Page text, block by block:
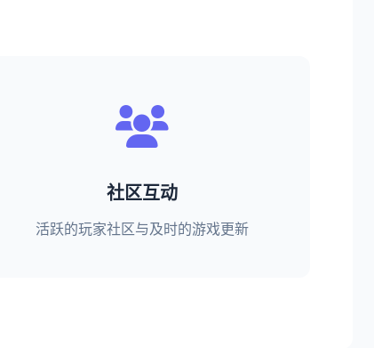
社区互动
活跃的玩家社区与及时的游戏更新